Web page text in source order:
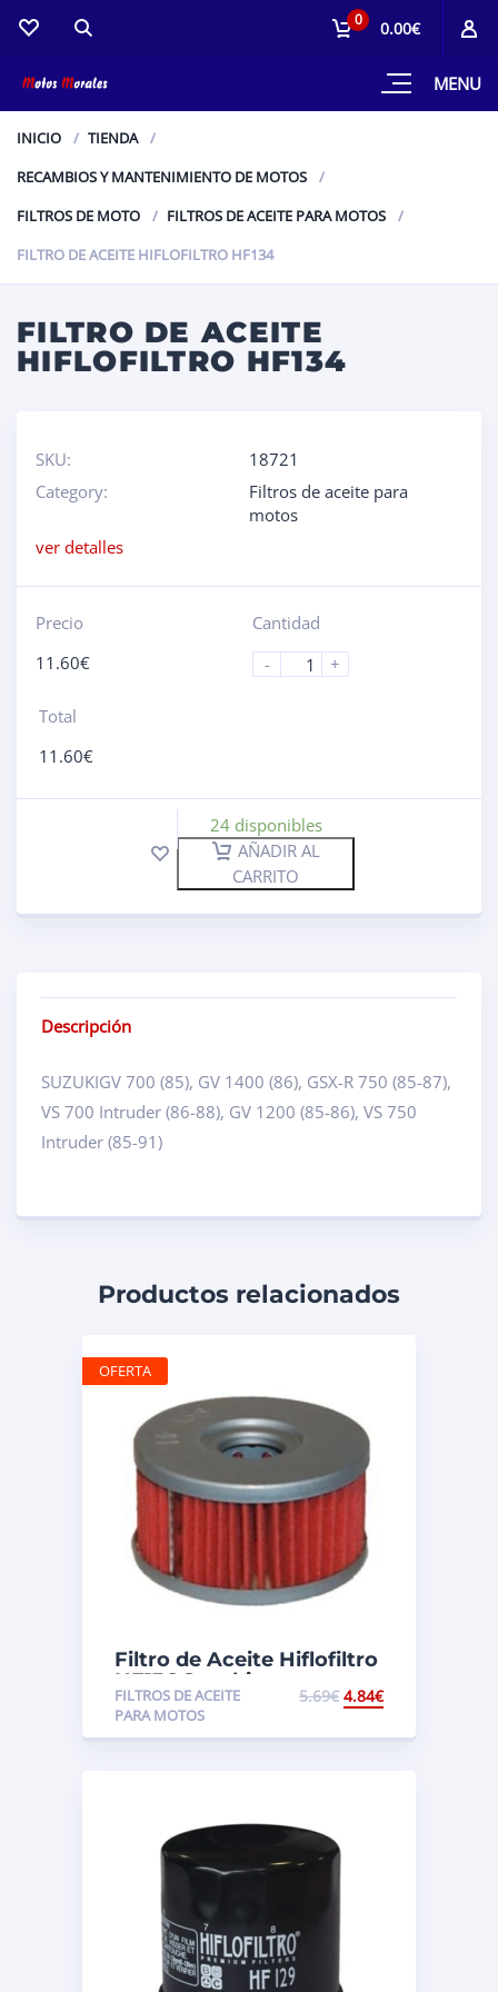
MENU
0 0.00€
INICIO
TIENDA
RECAMBIOS Y MANTENIMIENTO DE MOTOS
FILTROS DE MOTO
FILTROS DE ACEITE PARA MOTOS
FILTRO DE ACEITE HIFLOFILTRO HF134
FILTRO DE ACEITE
HIFLOFILTRO HF134
SKU:
18721
Category:
Filtros de aceite para
motos
ver detalles
Precio
11.60€
Cantidad
-
+
Total
11.60€
24 disponibles
AÑADIR AL
CARRITO
Descripción
SUZUKIGV 700 (85), GV 1400 (86), GSX-R 750 (85-87),
VS 700 Intruder (86-88), GV 1200 (85-86), VS 750
Intruder (85-91)
Productos relacionados
Filtro de Aceite Hiflofiltro
HF136 Suzuki
DR250/GN250
FILTROS DE ACEITE
PARA MOTOS
5.69€ 4.84€
OFERTA